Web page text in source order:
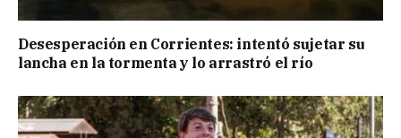
Desesperación en Corrientes: intentó sujetar su
lancha en la tormenta y lo arrastró el río